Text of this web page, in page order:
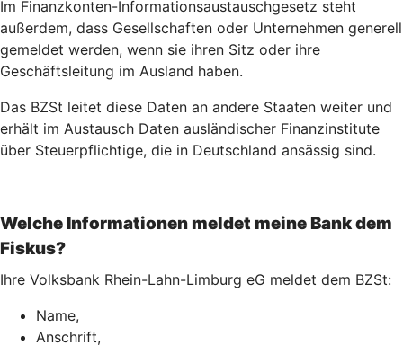
Im Finanzkonten-Informationsaustauschgesetz steht
außerdem, dass Gesellschaften oder Unternehmen generell
gemeldet werden, wenn sie ihren Sitz oder ihre
Geschäftsleitung im Ausland haben.
Das BZSt leitet diese Daten an andere Staaten weiter und
erhält im Austausch Daten ausländischer Finanzinstitute
über Steuerpflichtige, die in Deutschland ansässig sind.
Welche Informationen meldet meine Bank dem
Fiskus?
Ihre Volksbank Rhein-Lahn-Limburg eG meldet dem BZSt:
Name,
Anschrift,